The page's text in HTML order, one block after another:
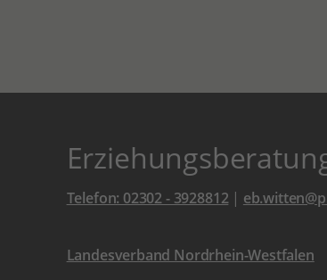
Telefon: 02302 - 3928812|
Landesverband Nordrhein-Westfalen